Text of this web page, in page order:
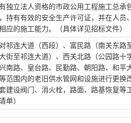
独立法人资格的市政公用工程施工总承
持有有效的安全生产许可证，并在人员
应的施工能力。（具体详见招标文件）
祁连大道（西段）、富民路（南关东路
街至祁连大道）、西关北路（公园路十
南路、皇台路、民勤路、朝阳路、和平
范围内的老旧供水管网和设施进行更换
建设阀门、消火栓，路面、路基恢复等
单）